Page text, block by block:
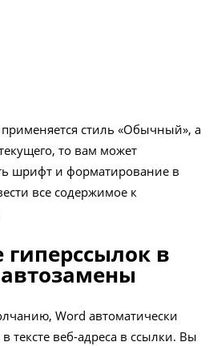
применяется стиль «Обычный», а
то вам может
шрифт и форматирование в
все содержимое к
в
Word автоматически
тексте веб-адреса в ссылки. Вы